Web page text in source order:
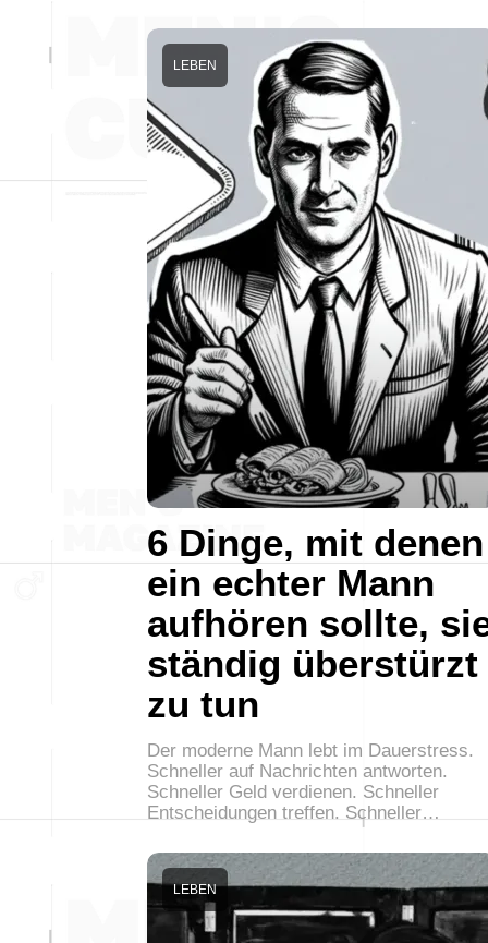
6 Dinge, mit denen
ein echter Mann
aufhören sollte,
ständig überstürzt
zu tun
LEBEN
Der moderne Mann lebt im Dauerstress.
Schneller auf Nachrichten antworten.
Schneller Geld verdienen. Schneller
Entscheidungen treffen. Schneller…
LEBEN